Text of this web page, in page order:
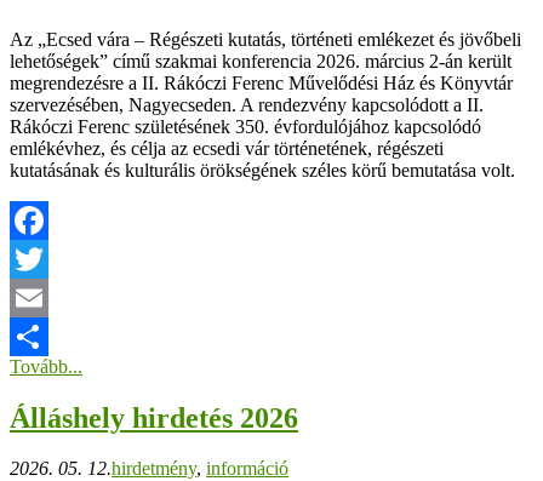
Az „Ecsed vára – Régészeti kutatás, történeti emlékezet és jövőbeli
lehetőségek” című szakmai konferencia 2026. március 2-án került
megrendezésre a II. Rákóczi Ferenc Művelődési Ház és Könyvtár
szervezésében, Nagyecseden. A rendezvény kapcsolódott a II.
Rákóczi Ferenc születésének 350. évfordulójához kapcsolódó
emlékévhez, és célja az ecsedi vár történetének, régészeti
kutatásának és kulturális örökségének széles körű bemutatása volt.
Facebook
Twitter
Email
Ossza
meg
Tovább...
Álláshely hirdetés 2026
2026. 05. 12.hirdetmény, információ